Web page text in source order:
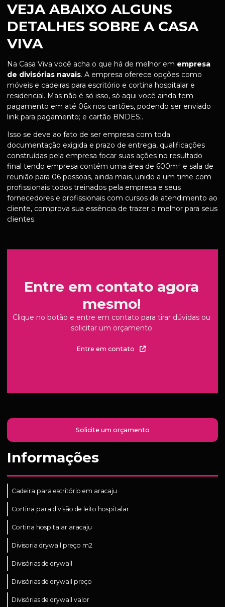
VEJA ABAIXO ALGUNS
DETALHES SOBRE A CASA
VIVA
Na Casa Viva você acha o que há de melhor em empresa
de divisórias navais. A empresa oferece opções como
móveis e cadeiras para escritório e cortina hospitalar e
residencial. Mas não é só isso, só aqui você ainda tem
pagamento em até 06x nos cartões, podendo ser enviado
link para pagamento; e cartão BNDES;.
Isso se deve ao fato de ser empresa com toda
documentação exigida e prazo de entrega, qualificações
construídas pela empresa focar suas ações no resultado
final tendo empresa contém uma área de 600m² e sala de
reunião para 06 pessoas, ainda mais, unido a um time com
profissionais todos treinados pela empresa e seus
fornecedores e profissionais com cursos de atendimento ao
cliente, comprova sua essência de trazer o melhor para seus
clientes.
Entre em contato agora
mesmo!
Clique no botão e entre em contato para tirar dúvidas ou
solicitar um orçamento
Entre em contato
Solicite um orçamento
Informações
Cadeira para escritório em aracaju
Cortina para divisão de leito hospitalar
Cortina hospitalar aracaju
Divisoria drywall preço m2
Divisórias de drywall
Divisórias de drywall preço
Divisórias de drywall valor